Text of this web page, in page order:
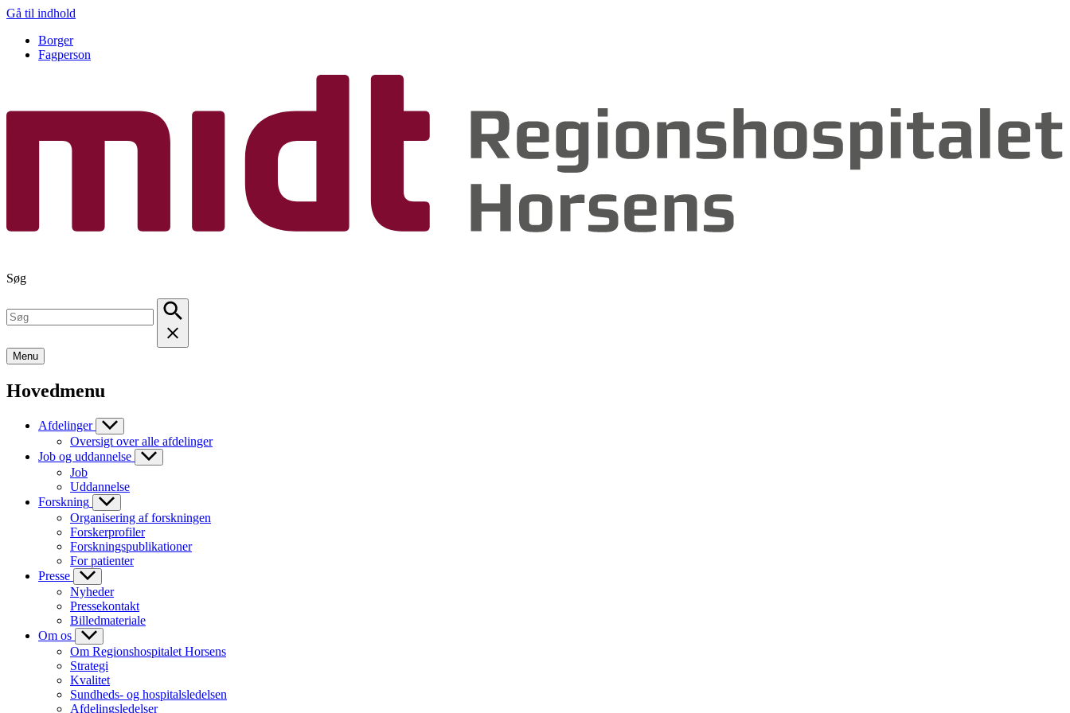
Gå til indhold
Borger
Fagperson
Søg
Menu
Hovedmenu
Afdelinger
Oversigt over alle afdelinger
Job og uddannelse
Job
Uddannelse
Forskning
Organisering af forskningen
Forskerprofiler
Forskningspublikationer
For patienter
Presse
Nyheder
Pressekontakt
Billedmateriale
Om os
Om Regionshospitalet Horsens
Strategi
Kvalitet
Sundheds- og hospitalsledelsen
Afdelingsledelser